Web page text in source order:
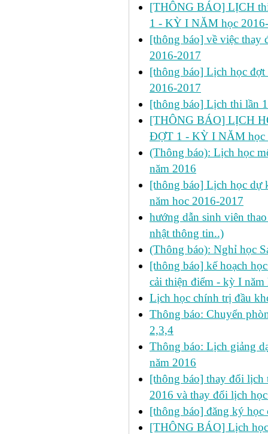
[THÔNG BÁO] LỊCH
1 - KỲ I NĂM học
[thông báo] về việc thay
2016-2017
[thông báo] Lịch học
2016-2017
[thông báo] Lịch thi lần
[THÔNG BÁO] LỊCH
ĐỢT 1 - KỲ I NĂM học
(Thông báo): Lịch học
năm 2016
[thông báo] Lịch học dự
năm hoc 2016-2017
hướng dẫn sinh viên
nhật thông tin..)
(Thông báo): Nghỉ học
[thông báo] kế hoạch
cải thiện điểm - kỳ I
Lịch học chính trị đầu
Thông báo: Chuyển
2,3,4
Thông báo: Lịch giảng
năm 2016
[thông báo] thay đổi lịch
2016 và thay đổi lịch
[thông báo] đăng ký
[THÔNG BÁO] Lịch